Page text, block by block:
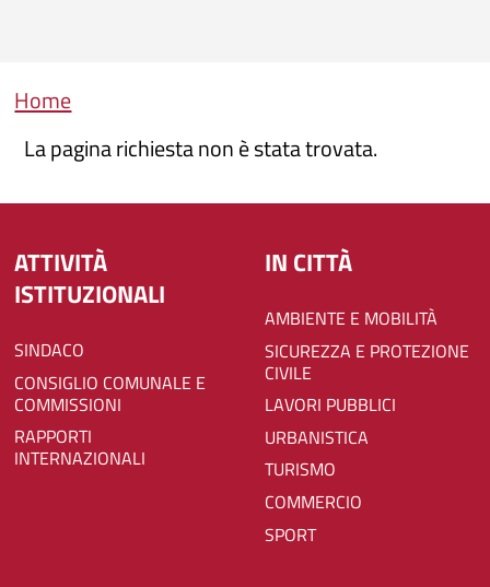
Briciole di pane
Home
La pagina richiesta non è stata trovata.
ATTIVITÀ
ISTITUZIONALI
SINDACO
CONSIGLIO COMUNALE E
COMMISSIONI
RAPPORTI
INTERNAZIONALI
IN CITTÀ
AMBIENTE E MOBILITÀ
SICUREZZA E PROTEZIONE
CIVILE
LAVORI PUBBLICI
URBANISTICA
TURISMO
COMMERCIO
SPORT